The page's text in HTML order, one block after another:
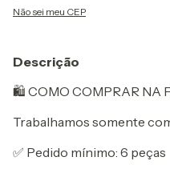
Não sei meu CEP
Descrição
🛍️ COMO COMPRAR NA
Trabalhamos somente
✅ Pedido mínimo: 6 peças